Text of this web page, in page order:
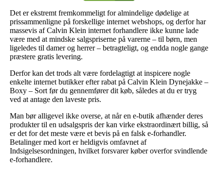
Det er ekstremt fremkommeligt for almindelige dødelige at
prissammenligne på forskellige internet webshops, og derfor har
massevis af Calvin Klein internet forhandlere ikke kunne lade
være med at mindske salgspriserne på varerne – til børn, men
ligeledes til damer og herrer – betragteligt, og endda nogle gange
præstere gratis levering.
Derfor kan det trods alt være fordelagtigt at inspicere nogle
enkelte internet butikker efter rabat på Calvin Klein Dynejakke –
Boxy – Sort før du gennemfører dit køb, således at du er tryg
ved at antage den laveste pris.
Man bør alligevel ikke overse, at når en e-butik afhænder deres
produkter til en udsalgspris der kan virke ekstraordinært billig, så
er det for det meste være et bevis på en falsk e-forhandler.
Betalinger med kort er heldigvis omfavnet af
Indsigelsesordningen, hvilket forsvarer køber overfor svindlende
e-forhandlere.